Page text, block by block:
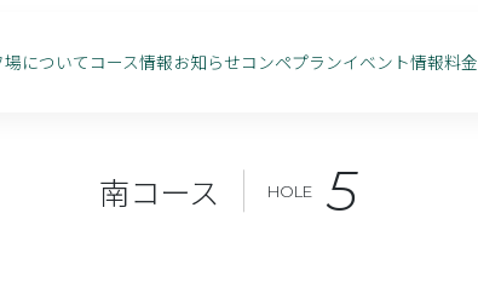
場について コース情報お知らせコンペプランイベント情報料金
南コース HOLE 5